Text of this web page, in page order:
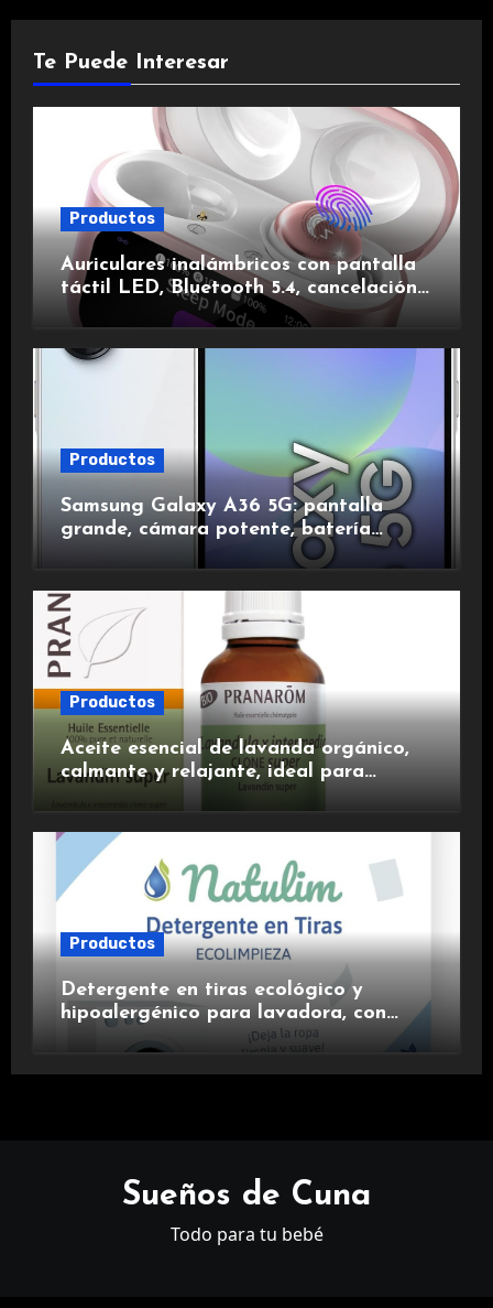
Te Puede Interesar
Productos
Auriculares inalámbricos con pantalla
táctil LED, Bluetooth 5.4, cancelación
de ruido, impermeables y de larga
Productos
Samsung Galaxy A36 5G: pantalla
grande, cámara potente, batería
duradera y carga rápida para una
Productos
Aceite esencial de lavanda orgánico,
calmante y relajante, ideal para
Productos
Detergente en tiras ecológico y
hipoalergénico para lavadora, con
suavizante incluido y fragancia de
lavanda.
Sueños de Cuna
Todo para tu bebé